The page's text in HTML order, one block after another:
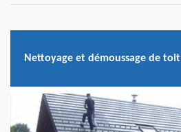
Nettoyage et démoussage de toit